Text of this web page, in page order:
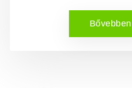
Bővebben